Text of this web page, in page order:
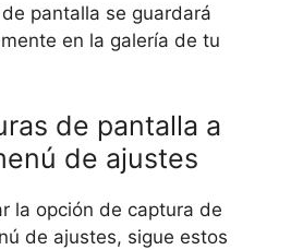
pantalla se guardará
en la galería de tu
de pantalla a
de ajustes
la opción de captura de
de ajustes, sigue estos